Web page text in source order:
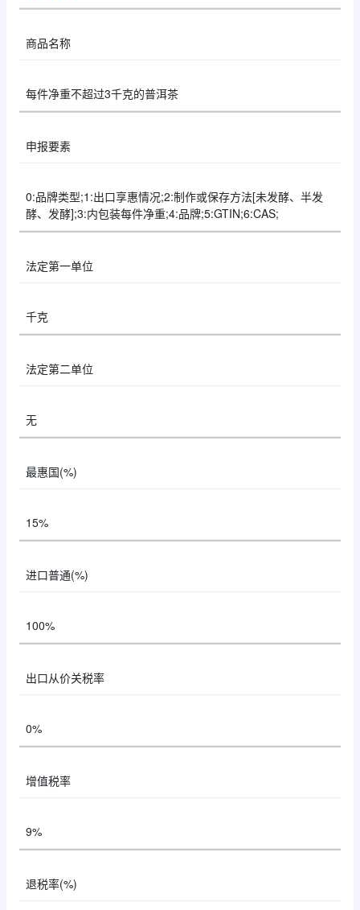
商品名称
每件净重不超过3千克的普洱茶
申报要素
0:品牌类型;1:出口享惠情况;2:制作或保存方法[未发酵、半发
酵、发酵];3:内包装每件净重;4:品牌;5:GTIN;6:CAS;
法定第一单位
千克
法定第二单位
无
最惠国(%)
15%
进口普通(%)
100%
出口从价关税率
0%
增值税率
9%
退税率(%)